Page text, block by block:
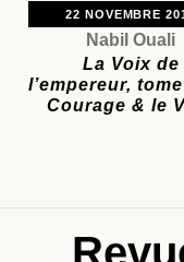
22 NOVEMBRE
Nabil Ouali
La Voix de
l’empereur,
Courage & le